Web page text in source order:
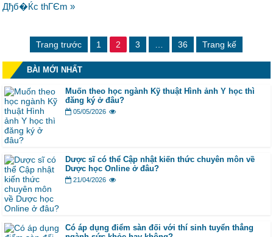
Дђб�Ќc thГЄm »
Trang trước 1 2 3 36 Trang kế
BÀI MỚI NHẤT
Muốn theo học ngành Kỹ thuật Hình ảnh Y học thì
đăng ký ở đâu?
05/05/2026
Dược sĩ có thể Cập nhật kiến thức chuyên môn về
Dược học Online ở đâu?
21/04/2026
Có áp dụng điểm sàn đối với thí sinh tuyển thẳng